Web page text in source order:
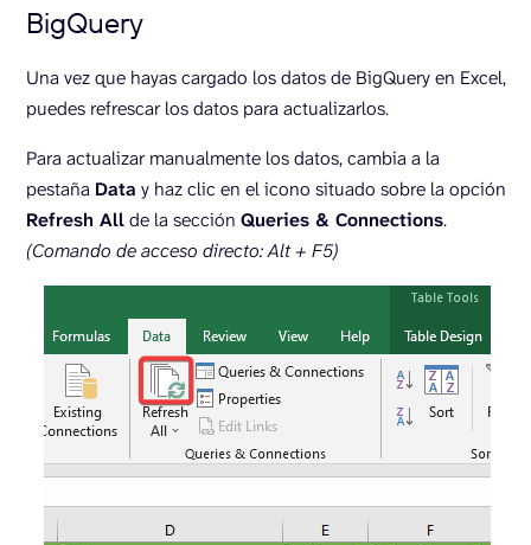
BigQuery
Una vez que hayas cargado los datos de BigQuery en Excel,
puedes refrescar los datos para actualizarlos.
Para actualizar manualmente los datos, cambia a la
pestaña Data y haz clic en el icono situado sobre la opción
Refresh Allde la sección Queries & Connections.
(Comando de acceso directo: Alt + F5)